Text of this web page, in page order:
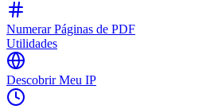
Numerar Páginas de PDF
Utilidades
Descobrir Meu IP